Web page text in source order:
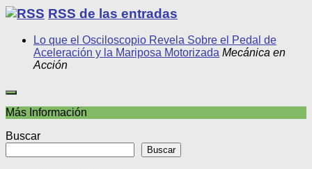
RSS de las entradas
Lo que el Osciloscopio Revela Sobre el Pedal de
Aceleración y la Mariposa Motorizada Mecánica en
Acción
Más Información
Buscar
Buscar